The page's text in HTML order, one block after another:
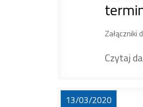
Czytaj
13/03/2020